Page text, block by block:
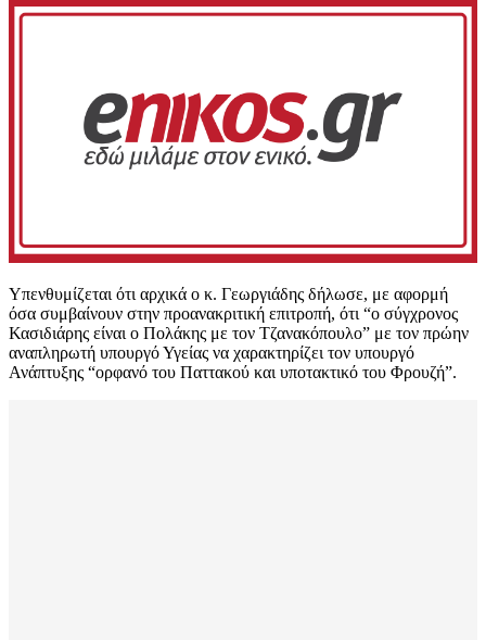
Υπενθυμίζεται ότι αρχικά ο κ. Γεωργιάδης δήλωσε, με αφορμή
όσα συμβαίνουν στην προανακριτική επιτροπή, ότι “ο σύγχρονος
Κασιδιάρης είναι ο Πολάκης με τον Τζανακόπουλο” με τον πρώην
αναπληρωτή υπουργό Υγείας να χαρακτηρίζει τον υπουργό
Ανάπτυξης “ορφανό του Παττακού και υποτακτικό του Φρουζή”.